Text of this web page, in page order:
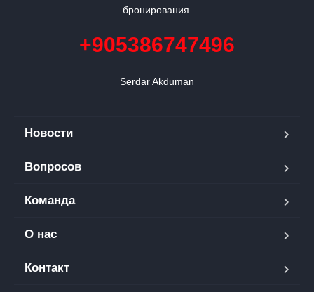
бронирования.
+905386747496
Serdar Akduman
Новости
Вопросов
Команда
О нас
Контакт